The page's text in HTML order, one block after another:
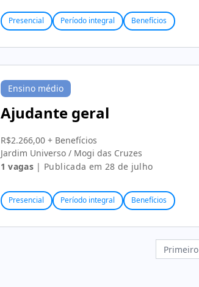
Presencial Período integral Benefícios
Ensino médio
Ajudante geral
R$2.266,00 + Benefícios
Jardim Universo / Mogi das Cruzes
1 vagas | Publicada em 28 de julho
Presencial Período integral Benefícios
Primeiro